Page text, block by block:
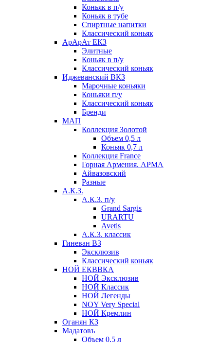
Коньяк в п/у
Коньяк в тубе
Спиртные напитки
Классический коньяк
АрАрАт ЕКЗ
Элитные
Коньяк в п/у
Классический коньяк
Иджеванский ВКЗ
Марочные коньяки
Коньяки п/у
Классический коньяк
Бренди
МАП
Коллекция Золотой
Объем 0,5 л
Коньяк 0,7 л
Коллекция France
Горная Армения. АРМА
Айвазовский
Разные
А.К.З.
А.К.З. п/у
Grand Sargis
URARTU
Avetis
А.К.З. классик
Гиневан ВЗ
Эксклюзив
Классический коньяк
НОЙ ЕКВВКА
НОЙ Эксклюзив
НОЙ Классик
НОЙ Легенды
NOY Very Speсial
НОЙ Кремлин
Оганян КЗ
Мадатовъ
Объем 0,5 л